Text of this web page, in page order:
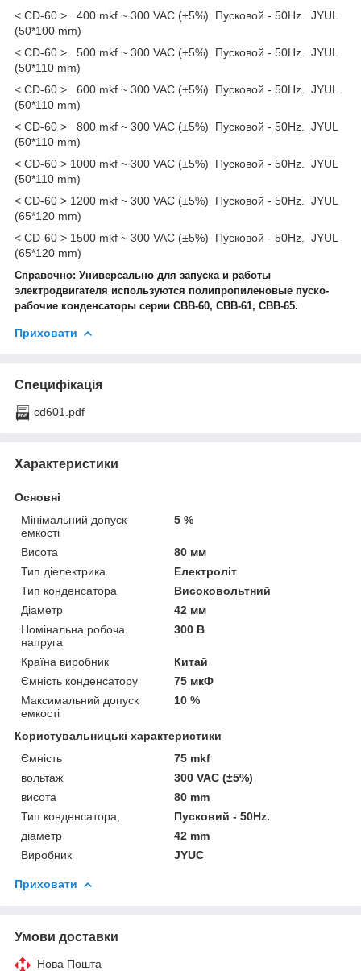
< CD-60 > 400 mkf ~ 300 VAC (±5%) Пусковой - 50Hz. JYUL
(50*100 mm)
< CD-60 > 500 mkf ~ 300 VAC (±5%) Пусковой - 50Hz. JYUL
(50*110 mm)
< CD-60 > 600 mkf ~ 300 VAC (±5%) Пусковой - 50Hz. JYUL
(50*110 mm)
< CD-60 > 800 mkf ~ 300 VAC (±5%) Пусковой - 50Hz. JYUL
(50*110 mm)
< CD-60 > 1000 mkf ~ 300 VAC (±5%) Пусковой - 50Hz. JYUL
(50*110 mm)
< CD-60 > 1200 mkf ~ 300 VAC (±5%) Пусковой - 50Hz. JYUL
(65*120 mm)
< CD-60 > 1500 mkf ~ 300 VAC (±5%) Пусковой - 50Hz. JYUL
(65*120 mm)
Справочно: Универсально для запуска и работы
электродвигателя используются полипропиленовые пуско-
рабочие конденсаторы серии CBB-60, CBB-61, CBB-65.
Приховати
Специфікація
cd601.pdf
Характеристики
Основні
Мінімальний допуск
емкості
5 %
Висота
80 мм
Тип діелектрика
Електроліт
Тип конденсатора
Високовольтний
Діаметр
42 мм
Номінальна робоча
напруга
300 В
Країна виробник
Китай
Ємність конденсатору
75 мкФ
Максимальний допуск
емкості
10 %
Користувальницькі характеристики
Ємність
75 mkf
вольтаж
300 VAC (±5%)
висота
80 mm
Тип конденсатора,
Пусковий - 50Hz.
діаметр
42 mm
Виробник
JYUC
Приховати
Умови доставки
Нова Пошта